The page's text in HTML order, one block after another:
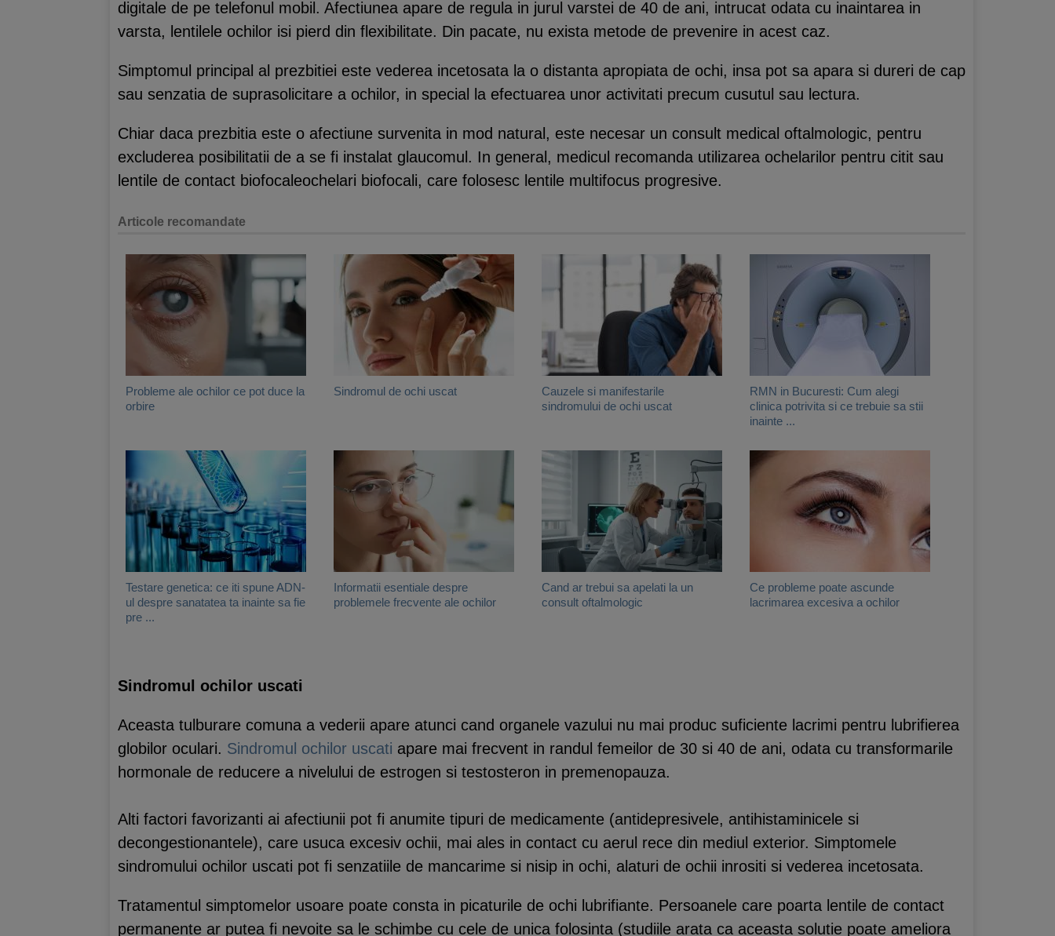
digitale de pe telefonul mobil. Afectiunea apare de regula in jurul varstei de 40 de ani, intrucat odata cu inaintarea in
varsta, lentilele ochilor isi pierd din flexibilitate. Din pacate, nu exista metode de prevenire in acest caz.
Simptomul principal al prezbitiei este vederea incetosata la o distanta apropiata de ochi, insa pot sa apara si dureri de cap
sau senzatia de suprasolicitare a ochilor, in special la efectuarea unor activitati precum cusutul sau lectura.
Chiar daca prezbitia este o afectiune survenita in mod natural, este necesar un consult medical oftalmologic, pentru
excluderea posibilitatii de a se fi instalat glaucomul. In general, medicul recomanda utilizarea ochelarilor pentru citit sau
lentile de contact biofocaleochelari biofocali, care folosesc lentile multifocus progresive.
Articole recomandate
Probleme ale ochilor ce pot duce la
orbire
Sindromul de ochi uscat
Cauzele si manifestarile
sindromului de ochi uscat
RMN in Bucuresti: Cum alegi
clinica potrivita si ce trebuie sa stii
inainte ...
Testare genetica: ce iti spune ADN-
ul despre sanatatea ta inainte sa fie
pre ...
Informatii esentiale despre
problemele frecvente ale ochilor
Cand ar trebui sa apelati la un
consult oftalmologic
Ce probleme poate ascunde
lacrimarea excesiva a ochilor
Sindromul ochilor uscati
Aceasta tulburare comuna a vederii apare atunci cand organele vazului nu mai produc suficiente lacrimi pentru lubrifierea
globilor oculari. Sindromul ochilor uscati apare mai frecvent in randul femeilor de 30 si 40 de ani, odata cu transformarile
hormonale de reducere a nivelului de estrogen si testosteron in premenopauza.
Alti factori favorizanti ai afectiunii pot fi anumite tipuri de medicamente (antidepresivele, antihistaminicele si
decongestionantele), care usuca excesiv ochii, mai ales in contact cu aerul rece din mediul exterior. Simptomele
sindromului ochilor uscati pot fi senzatiile de mancarime si nisip in ochi, alaturi de ochii inrositi si vederea incetosata.
Tratamentul simptomelor usoare poate consta in picaturile de ochi lubrifiante. Persoanele care poarta lentile de contact
permanente ar putea fi nevoite sa le schimbe cu cele de unica folosinta (studiile arata ca aceasta solutie poate ameliora